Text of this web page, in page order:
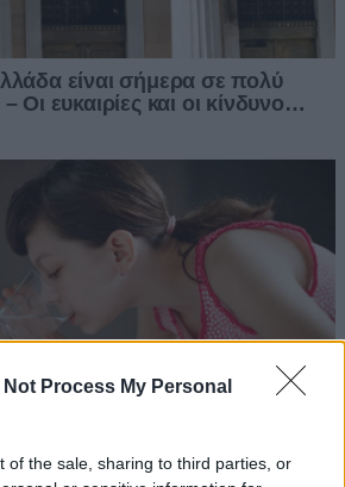
Not Process My Personal
of the sale, sharing to third parties, or